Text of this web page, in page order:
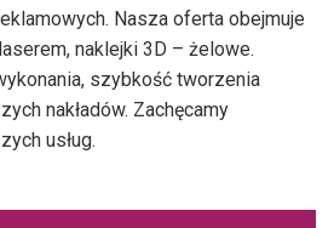
Nasza oferta obejmuje
naklejki 3D – żelowe.
szybkość tworzenia
nakładów. Zachęcamy
usług.